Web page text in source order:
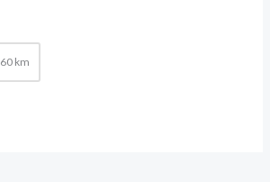
60 km